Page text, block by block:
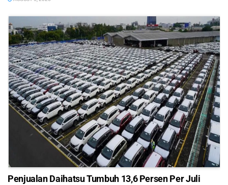
Penjualan Daihatsu Tumbuh 13,6 Persen Per Juli